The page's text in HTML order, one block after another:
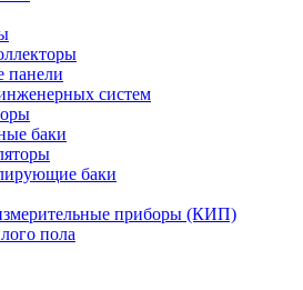
панели
систем
баки
баки
приборы (КИП)
пола